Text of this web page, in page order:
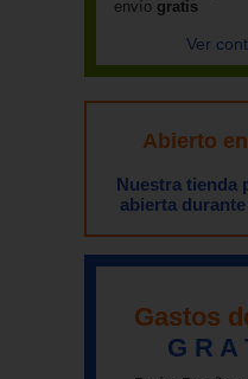
envío gratis
Ver
Abierto
Nuestra tienda
abierta
Gastos
G R A